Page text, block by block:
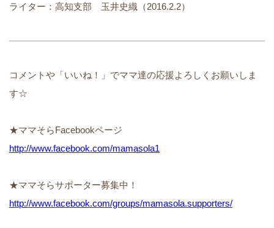
ライター：高知支部 玉井史織（2016.2.2）
コメントや「いいね！」でママ達の応援よろしくお願いしま
す☆
★ママそらFacebookページ
http://www.facebook.com/mamasola1
★ママそらサポーター募集中！
http://www.facebook.com/groups/mamasola.supporters/